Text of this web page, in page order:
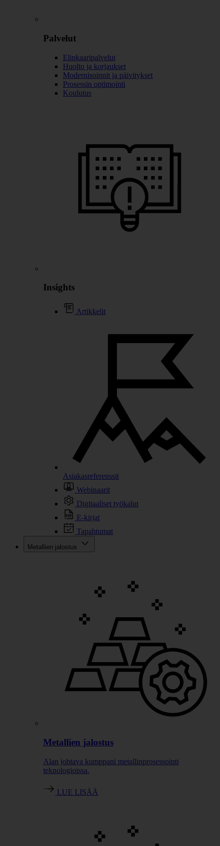
Palvelut
Elinkaaripalvelut
Huolto ja korjaukset
Modernisoinnit ja päivitykset
Prosessin optimointi
Koulutus
Insights
Artikkelit
Asiakasreferenssit
Webinaarit
Digitaaliset työkalut
E-kirjat
Tapahtumat
Metallien jalostus
Metallien jalostus
Alan johtava kumppani metallinprosessointi
teknologioissa.
LUE LISÄÄ